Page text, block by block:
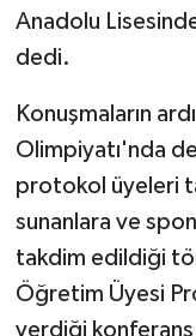
Anadolu
dedi.
Konuşmaların
Olimpiyatı'nda
protokol üyeleri
sunanlara ve
takdim edildiği
Öğretim Üyesi
verdiği